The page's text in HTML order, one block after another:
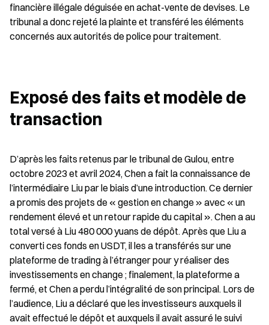
financière illégale déguisée en achat-vente de devises. Le
tribunal a donc rejeté la plainte et transféré les éléments
concernés aux autorités de police pour traitement.
Exposé des faits et modèle de
transaction
D’après les faits retenus par le tribunal de Gulou, entre
octobre 2023 et avril 2024, Chen a fait la connaissance de
l’intermédiaire Liu par le biais d’une introduction. Ce dernier
a promis des projets de « gestion en change » avec « un
rendement élevé et un retour rapide du capital ». Chen a au
total versé à Liu 480 000 yuans de dépôt. Après que Liu a
converti ces fonds en USDT, il les a transférés sur une
plateforme de trading à l’étranger pour y réaliser des
investissements en change ; finalement, la plateforme a
fermé, et Chen a perdu l’intégralité de son principal. Lors de
l’audience, Liu a déclaré que les investisseurs auxquels il
avait effectué le dépôt et auxquels il avait assuré le suivi